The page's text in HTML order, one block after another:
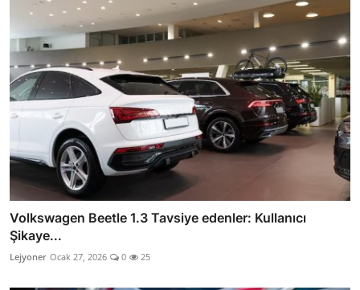
Volkswagen Beetle 1.3 Tavsiye edenler: Kullanıcı
Şikaye...
Lejyoner Ocak 27, 2026 0 25